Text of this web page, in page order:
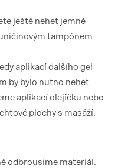
ještě nehet jemně
tampónem
aplikací dalšího gel
by bylo nutno nehet
aplikací olejíčku nebo
plochy s masáží.
odbrousíme materiál.